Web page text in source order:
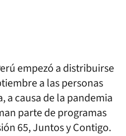
empezó a distribuirse
a las personas
a causa de la pandemia
parte de programas
65, Juntos y Contigo.